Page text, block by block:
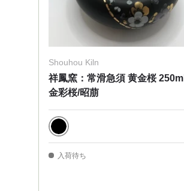
Shouhou Kiln
祥鳳窯：常滑急須 黄金桜 250ml
金彩桜/昭萠
Black
入荷待ち